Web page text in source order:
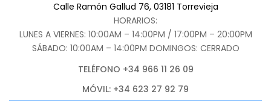
Calle Ramón Gallud 76, 03181 Torrevieja
HORARIOS:
LUNES A VIERNES: 10:00AM – 14:00PM / 17:00PM – 20:00PM
SÁBADO: 10:00AM – 14:00PM DOMINGOS: CERRADO
TELÉFONO +34 966 11 26 09
MÓVIL: +34 623 27 92 79